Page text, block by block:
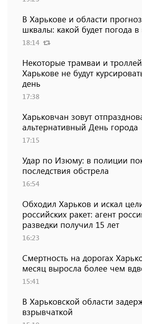
В Харькове и области
шквалы: какой будет погода
18:14
Некоторые трамваи и
Харькове не будут
день
17:38
Харьковчан зовут
альтернативный День города
17:15
Удар по Изюму: в полиции
последствия обстрела
16:54
Обходил Харьков и искал
российских ракет: агент
разведки получил 15 лет
16:23
Смертность на дорогах
месяц выросла более чем
15:41
В Харьковской области
взрывчаткой